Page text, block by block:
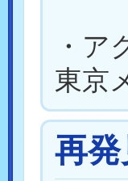
・ア
東京
再